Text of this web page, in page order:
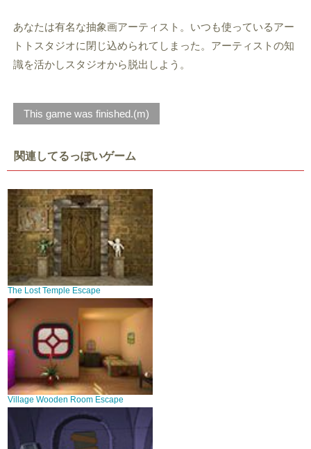
あなたは有名な抽象画アーティスト。いつも使っているアー
トトスタジオに閉じ込められてしまった。アーティストの知
識を活かしスタジオから脱出しよう。
This game was finished.(m)
関連してるっぽいゲーム
The Lost Temple Escape
Village Wooden Room Escape